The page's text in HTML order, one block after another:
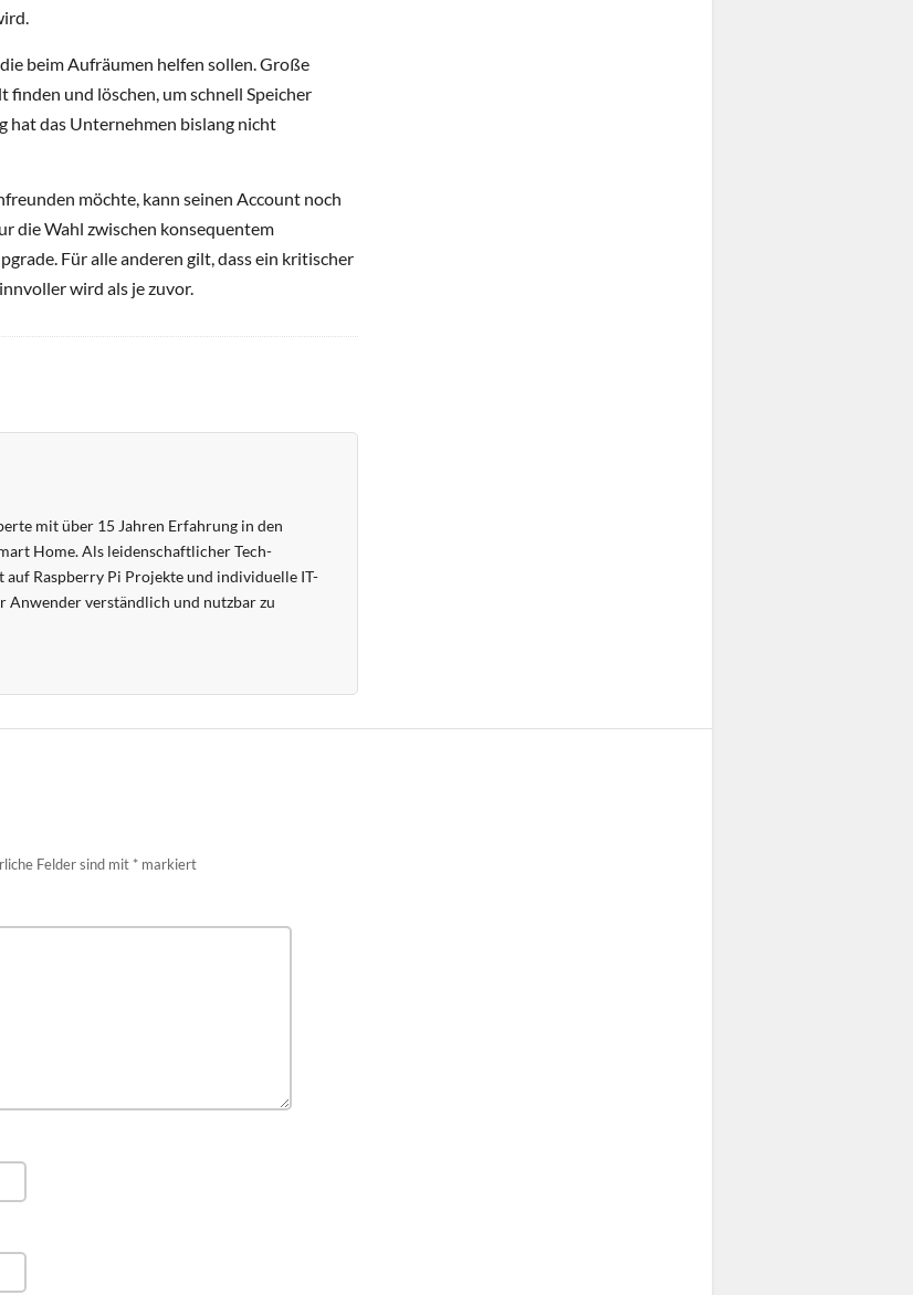
beim Aufräumen helfen sollen. Große
finden und löschen, um schnell Speicher
hat das Unternehmen bislang nicht
möchte, kann seinen Account noch
die Wahl zwischen konsequentem
Für alle anderen gilt, dass ein kritischer
wird als je zuvor.
mit über 15 Jahren Erfahrung in den
Home. Als leidenschaftlicher Tech-
auf Raspberry Pi Projekte und individuelle IT-
Anwender verständlich und nutzbar zu
Felder sind mit * markiert